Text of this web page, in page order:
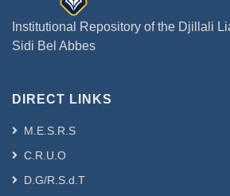
Institutional Repository of the Djillali
Sidi Bel Abbes
DIRECT LINKS
M.E.S.R.S
C.R.U.O
D.G/R.S.d.T